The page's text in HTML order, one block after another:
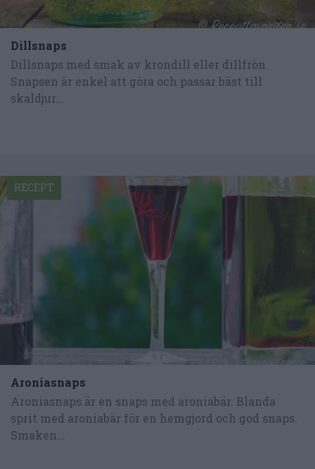
Dillsnaps
Dillsnaps med smak av krondill eller dillfrön.
Snapsen är enkel att göra och passar bäst till
skaldjur...
Aroniasnaps
Aroniasnaps är en snaps med aroniabär. Blanda
sprit med aroniabär för en hemgjord och god snaps.
Smaken...
RECEPT